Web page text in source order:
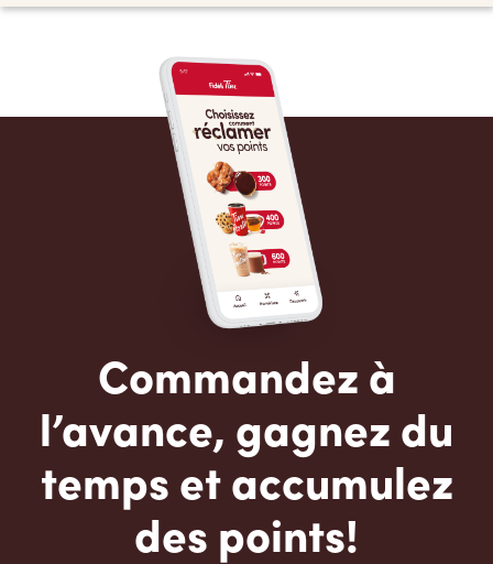
Commandez à
l’avance, gagnez du
temps et accumulez
des points!